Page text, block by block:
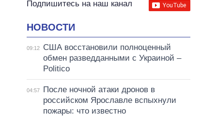
Подпишитесь на наш канал
НОВОСТИ
09:12
США восстановили полноценный
обмен разведданными с Украиной –
Politico
04:57
После ночной атаки дронов в
российском Ярославле вспыхнули
пожары: что известно